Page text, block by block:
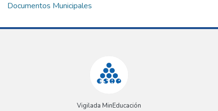
Documentos Municipales
Vigilada MinEducación